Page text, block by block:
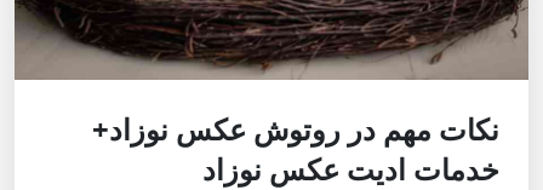
نکات مهم در روتوش عکس نوزاد+
خدمات ادیت عکس نوزاد